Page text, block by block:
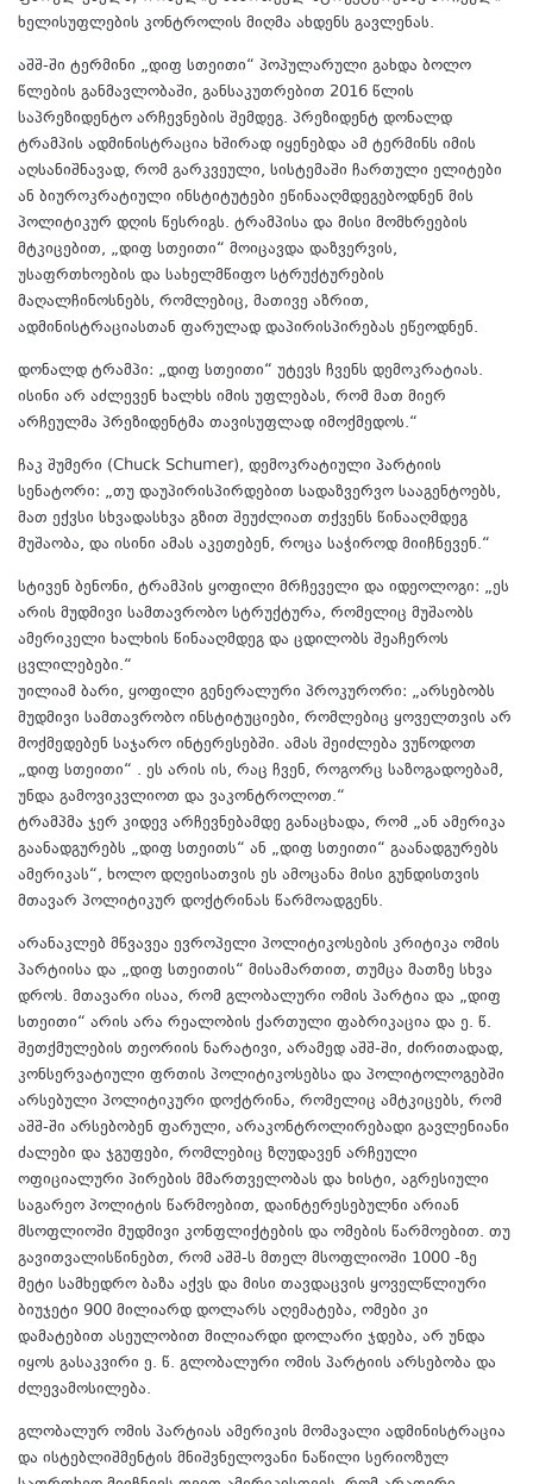
ხელისუფლების კონტროლის მიღმა ახდენს გავლენას.
აშშ-ში ტერმინი „დიფ სთეითი“ პოპულარული გახდა ბოლო
წლების განმავლობაში, განსაკუთრებით 2016 წლის
საპრეზიდენტო არჩევნების შემდეგ. პრეზიდენტ დონალდ
ტრამპის ადმინისტრაცია ხშირად იყენებდა ამ ტერმინს იმის
აღსანიშნავად, რომ გარკვეული, სისტემაში ჩართული ელიტები
ან ბიუროკრატიული ინსტიტუტები ეწინააღმდეგებოდნენ მის
პოლიტიკურ დღის წესრიგს. ტრამპისა და მისი მომხრეების
მტკიცებით, „დიფ სთეითი“ მოიცავდა დაზვერვის,
უსაფრთხოების და სახელმწიფო სტრუქტურების
მაღალჩინოსნებს, რომლებიც, მათივე აზრით,
ადმინისტრაციასთან ფარულად დაპირისპირებას ეწეოდნენ.
დონალდ ტრამპი: „დიფ სთეითი“ უტევს ჩვენს დემოკრატიას.
ისინი არ აძლევენ ხალხს იმის უფლებას, რომ მათ მიერ
არჩეულმა პრეზიდენტმა თავისუფლად იმოქმედოს.“
ჩაკ შუმერი (Chuck Schumer), დემოკრატიული პარტიის
სენატორი: „თუ დაუპირისპირდებით სადაზვერვო სააგენტოებს,
მათ ექვსი სხვადასხვა გზით შეუძლიათ თქვენს წინააღმდეგ
მუშაობა, და ისინი ამას აკეთებენ, როცა საჭიროდ მიიჩნევენ.“
სტივენ ბენონი, ტრამპის ყოფილი მრჩეველი და იდეოლოგი: „ეს
არის მუდმივი სამთავრობო სტრუქტურა, რომელიც მუშაობს
ამერიკელი ხალხის წინააღმდეგ და ცდილობს შეაჩეროს
ცვლილებები.“
უილიამ ბარი, ყოფილი გენერალური პროკურორი: „არსებობს
მუდმივი სამთავრობო ინსტიტუციები, რომლებიც ყოველთვის არ
მოქმედებენ საჯარო ინტერესებში. ამას შეიძლება ვუწოდოთ
„დიფ სთეითი“ . ეს არის ის, რაც ჩვენ, როგორც საზოგადოებამ,
უნდა გამოვიკვლიოთ და ვაკონტროლოთ.“
ტრამპმა ჯერ კიდევ არჩევნებამდე განაცხადა, რომ „ან ამერიკა
გაანადგურებს „დიფ სთეითს“ ან „დიფ სთეითი“ გაანადგურებს
ამერიკას“, ხოლო დღეისათვის ეს ამოცანა მისი გუნდისთვის
მთავარ პოლიტიკურ დოქტრინას წარმოადგენს.
არანაკლებ მწვავეა ევროპელი პოლიტიკოსების კრიტიკა ომის
პარტიისა და „დიფ სთეითის“ მისამართით, თუმცა მათზე სხვა
დროს. მთავარი ისაა, რომ გლობალური ომის პარტია და „დიფ
სთეითი“ არის არა რეალობის ქართული ფაბრიკაცია და ე. წ.
შეთქმულების თეორიის ნარატივი, არამედ აშშ-ში, ძირითადად,
კონსერვატიული ფრთის პოლიტიკოსებსა და პოლიტოლოგებში
არსებული პოლიტიკური დოქტრინა, რომელიც ამტკიცებს, რომ
აშშ-ში არსებობენ ფარული, არაკონტროლირებადი გავლენიანი
ძალები და ჯგუფები, რომლებიც ზღუდავენ არჩეული
ოფიციალური პირების მმართველობას და ხისტი, აგრესიული
საგარეო პოლიტის წარმოებით, დაინტერესებულნი არიან
მსოფლიოში მუდმივი კონფლიქტების და ომების წარმოებით. თუ
გავითვალისწინებთ, რომ აშშ-ს მთელ მსოფლიოში 1000 -ზე
მეტი სამხედრო ბაზა აქვს და მისი თავდაცვის ყოველწლიური
ბიუჯეტი 900 მილიარდ დოლარს აღემატება, ომები კი
დამატებით ასეულობით მილიარდი დოლარი ჯდება, არ უნდა
იყოს გასაკვირი ე. წ. გლობალური ომის პარტიის არსებობა და
ძლევამოსილება.
გლობალურ ომის პარტიას ამერიკის მომავალი ადმინისტრაცია
და ისტებლიშმენტის მნიშვნელოვანი ნაწილი სერიოზულ